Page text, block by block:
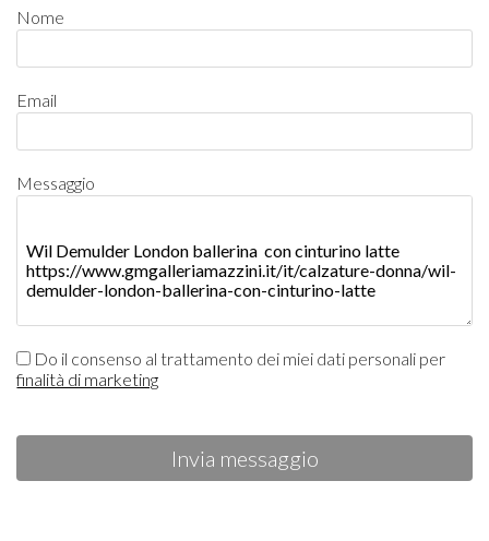
Nome
Email
Messaggio
Do il consenso al trattamento dei miei dati personali per
finalità di marketing
Invia messaggio